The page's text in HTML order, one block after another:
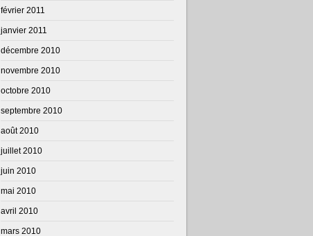
février 2011
janvier 2011
décembre 2010
novembre 2010
octobre 2010
septembre 2010
août 2010
juillet 2010
juin 2010
mai 2010
avril 2010
mars 2010